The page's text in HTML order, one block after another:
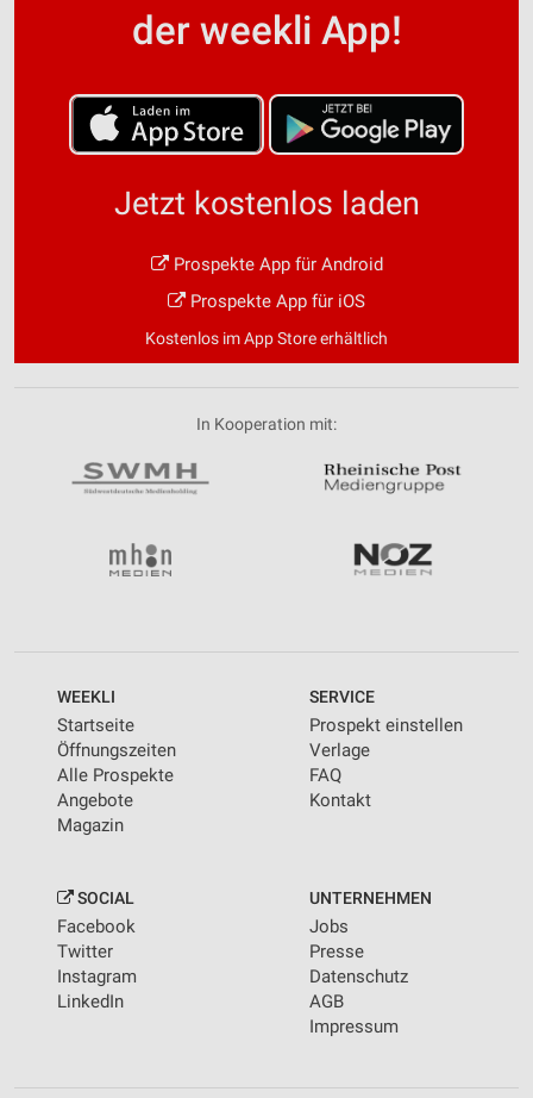
der weekli App!
Jetzt kostenlos laden
Prospekte App für Android
Prospekte App für iOS
Kostenlos im App Store erhältlich
In Kooperation mit:
WEEKLI
Startseite
Öffnungszeiten
Alle Prospekte
Angebote
Magazin
SERVICE
Prospekt einstellen
Verlage
FAQ
Kontakt
SOCIAL
Facebook
Twitter
Instagram
LinkedIn
UNTERNEHMEN
Jobs
Presse
Datenschutz
AGB
Impressum